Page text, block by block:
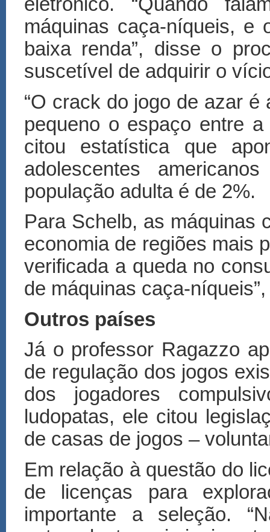
máquinas caça-níqueis, e
baixa renda”, disse o
suscetível de adquirir o
“O crack do jogo de azar
pequeno o espaço entre
citou estatística que
adolescentes
população adulta é de 2%.
Para Schelb, as máquinas
economia de regiões mais
verificada a queda no
de máquinas caça-
Outros países
Já o professor Ragazzo
de regulação dos jogos
dos jogadores
ludopatas, ele citou
de casas de jogos –
Em relação à questão do
de licenças para
importante a seleção.